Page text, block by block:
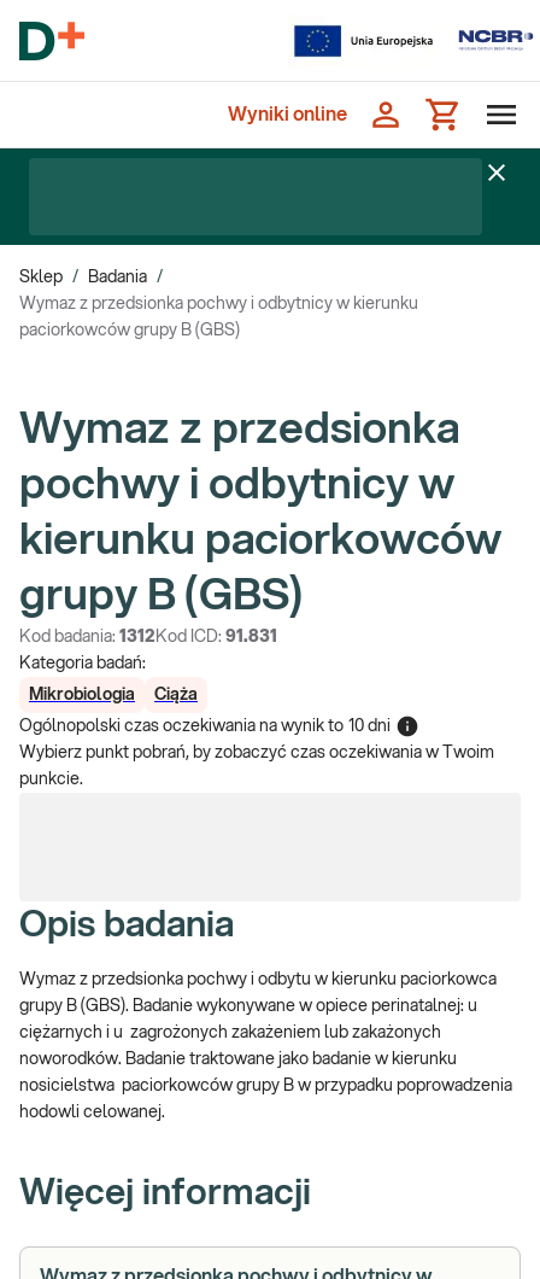
Wyniki online
Sklep / Badania /
Wymaz z przedsionka pochwy i odbytnicy w kierunku
paciorkowców grupy B (GBS)
Wymaz z przedsionka
pochwy i odbytnicy w
kierunku paciorkowców
grupy B (GBS)
Kod badania: 1312 Kod ICD: 91.831
Kategoria badań:
Mikrobiologia
Ciąża
Ogólnopolski czas oczekiwania na wynik to 10 dni
Wybierz punkt pobrań, by zobaczyć czas oczekiwania w Twoim
punkcie.
Opis badania
Wymaz z przedsionka pochwy i odbytu w kierunku paciorkowca
grupy B (GBS). Badanie wykonywane w opiece perinatalnej: u
ciężarnych i u zagrożonych zakażeniem lub zakażonych
noworodków. Badanie traktowane jako badanie w kierunku
nosicielstwa paciorkowców grupy B w przypadku poprowadzenia
hodowli celowanej.
Więcej informacji